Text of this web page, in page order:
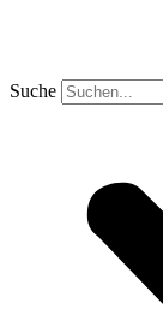
Suche